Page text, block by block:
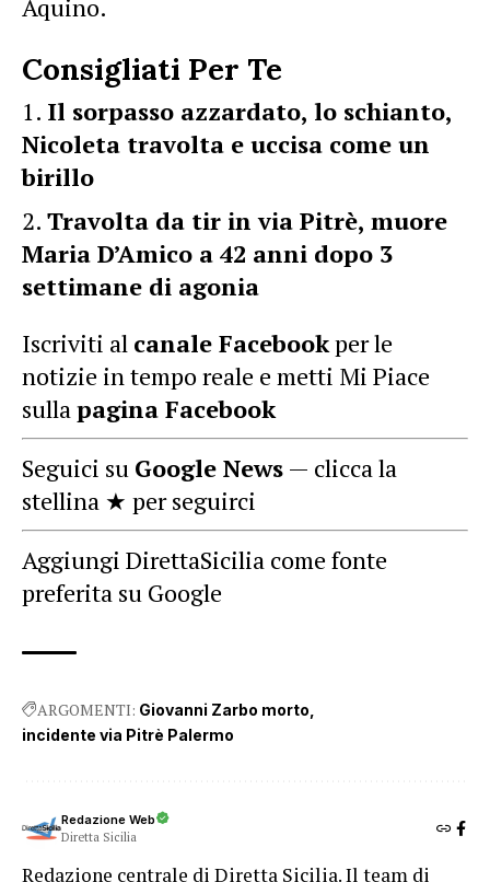
Aquino.
Consigliati Per Te
Il sorpasso azzardato, lo schianto,
Nicoleta travolta e uccisa come un
birillo
Travolta da tir in via Pitrè, muore
Maria D’Amico a 42 anni dopo 3
settimane di agonia
Iscriviti al canale Facebookper le
notizie in tempo reale e metti Mi Piace
sullapagina Facebook
Seguici su Google News — clicca la
stellina ★ per seguirci
Aggiungi DirettaSicilia come fonte
preferita su Google
ARGOMENTI: Giovanni Zarbo morto
incidente via Pitrè Palermo
Redazione Web
Diretta Sicilia
Redazione centrale di Diretta Sicilia. Il team di